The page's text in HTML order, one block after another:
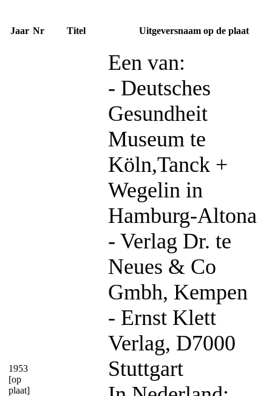
Jaar Nr Titel Uitgeversnaam op de plaat
1953
[op
plaat]
Een van:
- Deutsches
Gesundheit
Museum te
Köln,Tanck +
Wegelin in
Hamburg-Altona
- Verlag Dr. te
Neues & Co
Gmbh, Kempen
- Ernst Klett
Verlag, D7000
Stuttgart